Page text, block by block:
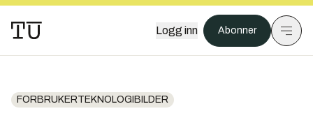
Logg inn Abonner
FORBRUKERTEKNOLOGIBILDER